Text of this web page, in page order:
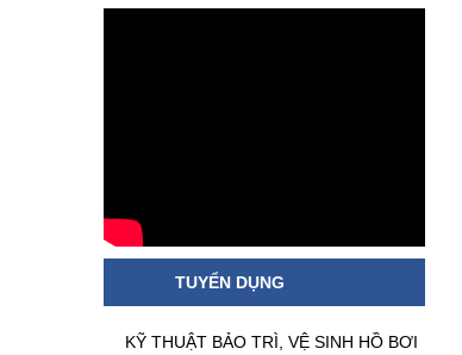
TUYỂN DỤNG
KỸ THUẬT BẢO TRÌ, VỆ SINH HỒ BƠI